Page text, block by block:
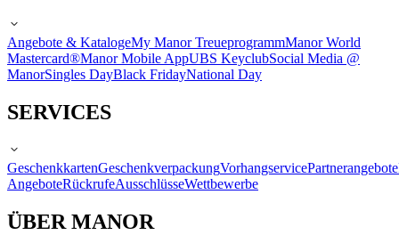
Angebote & KatalogeMy Manor TreueprogrammManor World
Mastercard®Manor Mobile AppUBS KeyclubSocial Media @
ManorSingles DayBlack FridayNational Day
SERVICES
GeschenkkartenGeschenkverpackungVorhangservicePartnerangebote
AngeboteRückrufeAusschlüsseWettbewerbe
ÜBER MANOR